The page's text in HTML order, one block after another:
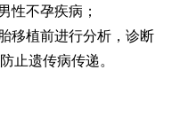
性不孕疾病；
移植前进行分析，诊断
止遗传病传递。